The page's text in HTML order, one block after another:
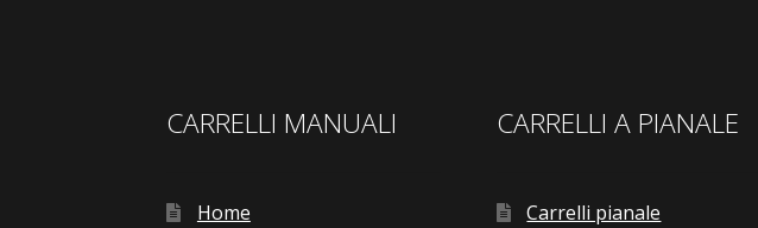
CARRELLI MANUALI
Home
CARRELLI A PIANALE
Carrelli pianale